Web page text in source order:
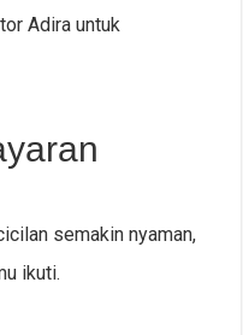
Adira untuk
semakin nyaman,
ikuti.